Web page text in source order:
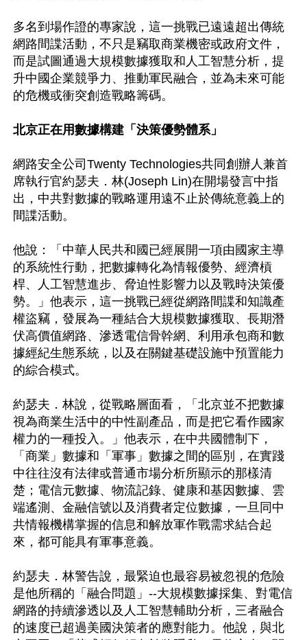
多名到場作證的專家說，這一挑戰已遠遠超出傳統
網路間諜活動，不只是竊取商業機密或政府文件，
而是試圖通過大規模數據獲取和人工智慧分析，提
升中國企業競爭力、推動軍民融合，並為未來可能
的危機或衝突創造戰略籌碼。
北京正在用數據構建「決策優勢體系」
網路安全公司Twenty Technologies共同創辦人兼首
席執行官約瑟夫．林(Joseph Lin)在開場發言中指
出，中共對數據的戰略運用遠不止於傳統意義上的
間諜活動。
他說：「中華人民共和國已經展開一項由國家主導
的系統性行動，把數據轉化為情報優勢、經濟槓
桿、人工智慧進步、脅迫性影響力以及戰時決策優
勢。」他表示，這一挑戰已經從網路間諜和知識產
權盜竊，發展為一種結合大規模數據獲取、長期潛
伏高價值網路、滲透電信骨幹網、利用承包商和數
據經紀生態系統，以及在關鍵基礎設施中預置能力
的綜合模式。
約瑟夫．林說，從戰略層面看，「北京並不把數據
視為商業生活中的中性副產品，而是把它看作國家
權力的一種投入。」他表示，在中共國體制下，
「商業」數據和「軍事」數據之間的區別，在實踐
中往往沒有法律或普通市場分析所顯示的那樣清
楚；電信元數據、物流記錄、健康和基因數據、雲
端遙測、金融信號以及消費者定位數據，一旦同中
共情報機構掌握的信息和解放軍作戰需求結合起
來，都可能具有軍事意義。
約瑟夫．林警告說，最緊迫也最容易被忽視的危險
是他所稱的「融合問題」--大規模數據採集、對電信
網路的持續滲透以及人工智慧輔助分析，三者融合
的速度已超過美國決策者的應對能力。他說，與北